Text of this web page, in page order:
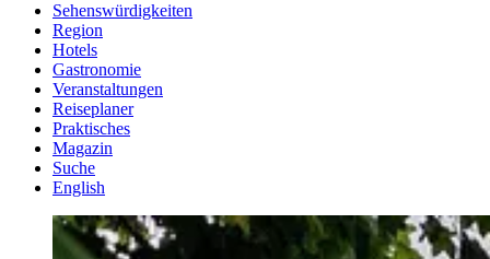
Sehenswürdigkeiten
Region
Hotels
Gastronomie
Veranstaltungen
Reiseplaner
Praktisches
Magazin
Suche
English